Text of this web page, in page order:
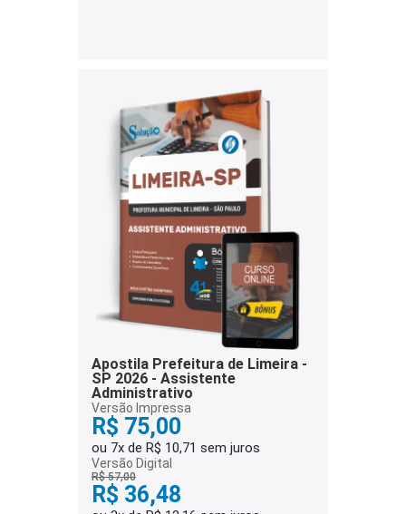
Apostila Prefeitura de Limeira -
SP 2026 - Assistente
Administrativo
Versão Impressa
R$ 75,00
ou 7x de R$ 10,71 sem juros
Versão Digital
R$ 57,00
R$ 36,48